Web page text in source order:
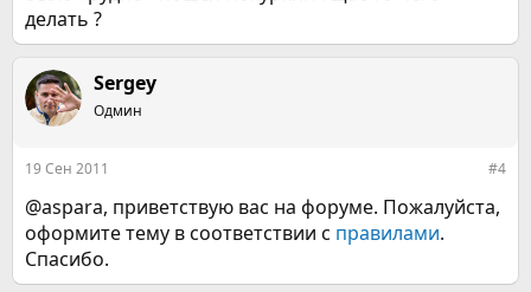
делать ?
Sergey
Одмин
19 Сен 2011 #4
@aspara, приветствую вас на форуме. Пожалуйста,
оформите тему в соответствии с правилами.
Спасибо.